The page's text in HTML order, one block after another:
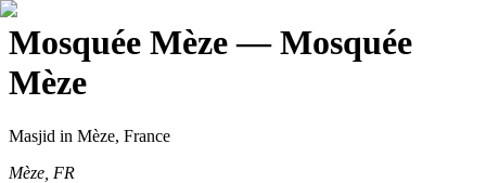
Mosquée Mèze— Mosquée
Mèze
Masjid in Mèze, France
Mèze, FR